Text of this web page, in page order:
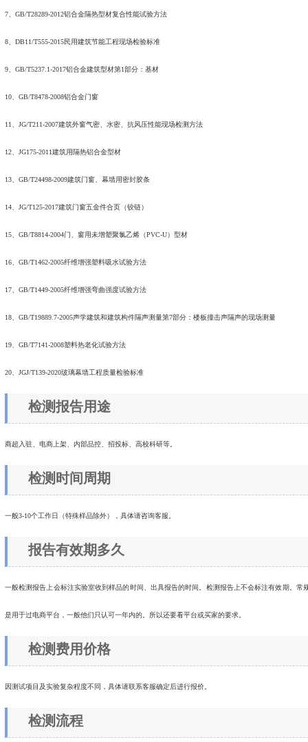
7、GB/T28289-2012铝合金隔热型材复合性能试验方法
8、DB11/T555-2015民用建筑节能工程现场检验标准
9、GB/T5237.1-2017铝合金建筑型材第1部分：基材
10、GB/T8478-2008铝合金门窗
11、JG/T211-2007建筑外窗气密、水密、抗风压性能现场检测方法
12、JG175-2011建筑用隔热铝合金型材
13、GB/T24498-2009建筑门窗、幕墙用密封胶条
14、JG/T125-2017建筑门窗五金件合页（铰链）
15、GB/T8814-2004门、窗用未增塑聚氯乙烯（PVC-U）型材
16、GB/T1462-2005纤维增强塑料吸水试验方法
17、GB/T1449-2005纤维增强弯曲强度试验方法
18、GB/T19889.7-2005声学建筑和建筑构件隔声测量第7部分：楼板撞击声隔声的现场测量
19、GB/T7141-2008塑料热老化试验方法
20、JGJ/T139-2020玻璃幕墙工程质量检验标准
检测报告用途
商超入驻、电商上架、内部品控、招投标、高校科研等。
检测时间周期
一般3-10个工作日（特殊样品除外），具体请咨询客服。
报告有效期多久
一般检测报告上会标注实验室收到样品的时间、出具报告的时间。检测报告上不会标注有效期。
是用于过电商平台，一般他们只认可一年内的。所以还要看平台或买家的要求。
检测费用价格
因测试项目及实验复杂程度不同，具体请联系客服确定后进行报价。
检测流程